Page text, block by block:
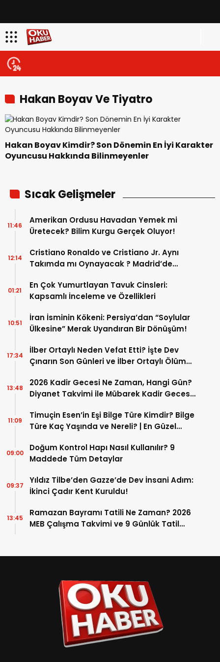
Hakan Boyav Ve Tiyatro
Hakan Boyav Kimdir? Son Dönemin En İyi Karakter
Oyuncusu Hakkında Bilinmeyenler
Sıcak Gelişmeler
Amerikan Ordusu Havadan Yemek mi
Üretecek? Bilim Kurgu Gerçek Oluyor!
11:46
Cristiano Ronaldo ve Cristiano Jr. Aynı
Takımda mı Oynayacak ? Madrid’de
12:14
En Çok Yumurtlayan Tavuk Cinsleri:
Kapsamlı İnceleme ve Özellikleri
01:21
İran İsminin Kökeni: Persiya’dan “Soylular
Ülkesine” Merak Uyandıran Bir Dönüşüm!
10:51
İlber Ortaylı Neden Vefat Etti? İşte Dev
Çınarın Son Günleri ve İlber Ortaylı Ölüm
17:34
2026 Kadir Gecesi Ne Zaman, Hangi Gün?
Diyanet Takvimi ile Mübarek Kadir Gecesi
13:48
Timuçin Esen’in Eşi Bilge Türe Kimdir? Bilge
Türe Kaç Yaşında ve Nereli? | En Güzel
11:09
Doğum Kontrol Hapı Nasıl Kullanılır? 9
Maddede Tüm Detaylar
09:00
Yıldız Tilbe’den Gazze’de Dev İnsani Adım:
İkinci Çadır Kent Kuruldu!
09:37
Ramazan Bayramı Tatili Ne Zaman? 2026
MEB Çalışma Takvimi ve 9 Günlük Tatil
13:45